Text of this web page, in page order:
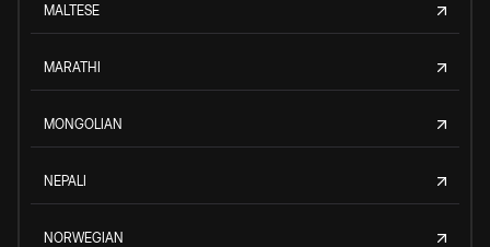
MALTESE
MARATHI
MONGOLIAN
NEPALI
NORWEGIAN